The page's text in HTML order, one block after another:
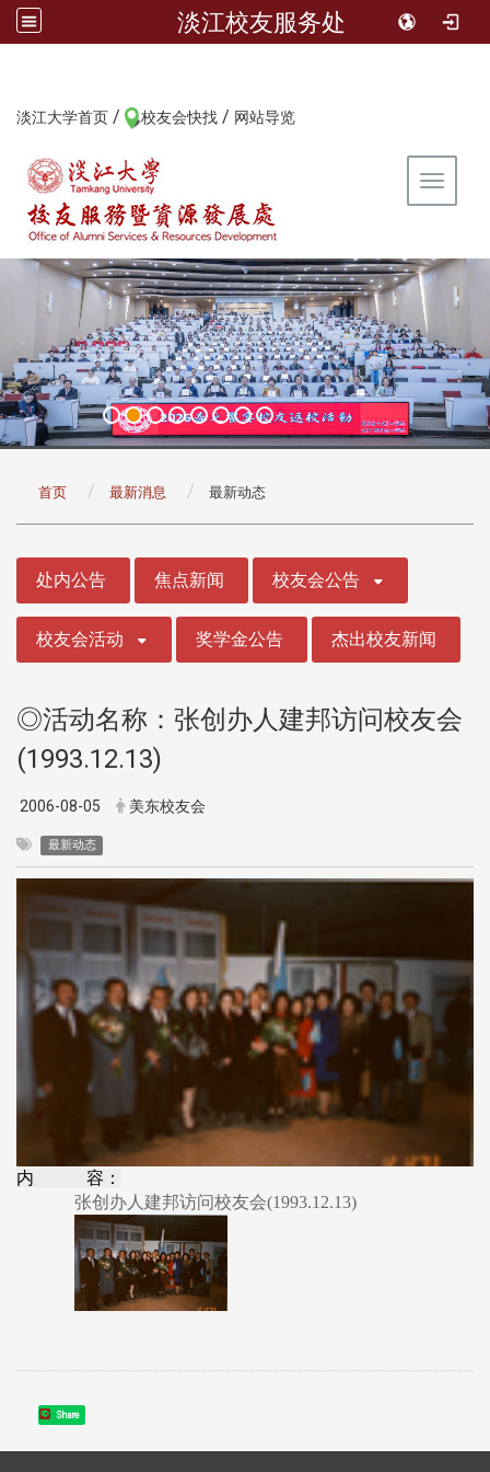
淡江校友服务处
淡江大学首页 / 校友会快找 / 网站导览
Toggle
首页 最新消息 最新动态
处内公告 焦点新闻 校友会公告
校友会活动 奖学金公告 杰出校友新闻
◎活动名称：张创办人建邦访问校友会
(1993.12.13)
2006-08-05 美东校友会
最新动态
内 容：
张创办人建邦访问校友会(1993.12.13)
Share